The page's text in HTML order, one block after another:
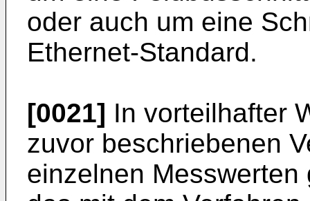
oder auch um eine
Ethernet-Standard.
[0021] In vorteilhafter
zuvor beschriebenen
einzelnen